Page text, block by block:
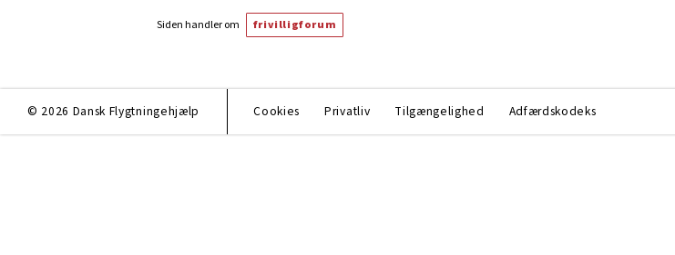
Siden handler om frivilligforum
© 2026 Dansk Flygtningehjælp Cookies Privatliv Tilgængelighed Adfærdskodeks